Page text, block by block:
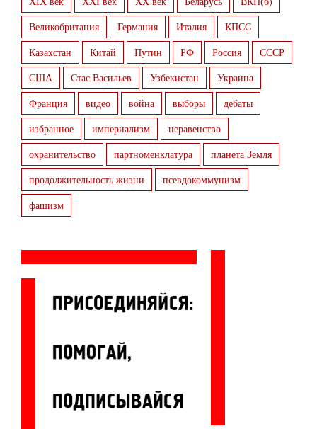
Великобритания
Германия Италия
КПСС
Казахстан
Китай Путин РФ Россия
СССР
США
Стас Васильев Узбекистан
Украина
Франция
видео война выборы
дебаты
избранное
империализм
неравенство
охранительство
партноменклатура
планета Земля
продолжительность жизни
псевдокоммунизм
фашизм